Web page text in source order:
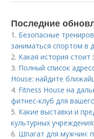
Последние
1. Безопасные
заниматься спортом в
2. Какая история
3. Полный список
House: найдите
4. Fitness House на
фитнес-клуб для
5. Какие выставки и
культурных
6. Шпагат для мужчин: